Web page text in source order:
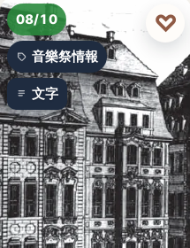
文字
08/10
音樂祭情報
文字
♡